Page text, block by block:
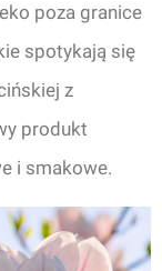
poza granice
spotykają się
z
produkt
i smakowe.